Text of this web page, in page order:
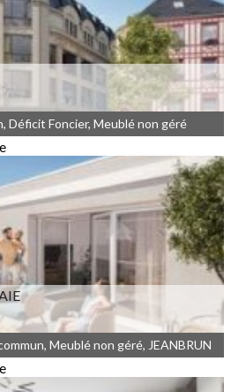
€
Déficit Foncier, Meublé non géré
Meublé non géré, JEANBRUN